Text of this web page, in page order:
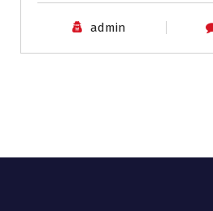
admin